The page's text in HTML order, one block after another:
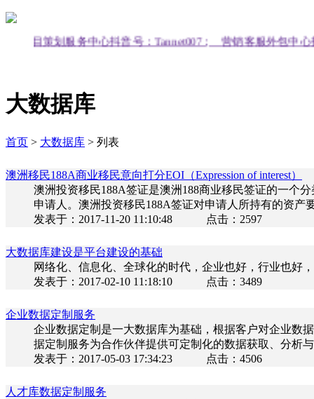
项目策划服务中心抖音号：Tannet007；营销客服外包
大数据库
首页 > 大数据库 > 列表
澳洲移民188A商业移民意向打分EOI（Expression of interest）
澳洲投资移民188A签证是澳洲188商业移民签证的一个
申请人。澳洲投资移民188A签证对申请人所持有的资
发表于： 2017-11-20 11:10:48 点击： 2597
大数据库建设是平台建设的基础
网络化、信息化、全球化的时代，企业也好，行业也好
发表于： 2017-02-10 11:18:10 点击： 3489
企业数据定制服务
企业数据定制是一大数据库为基础，根据客户对企业数
据定制服务为合作伙伴提供可定制化的数据获取、分析
发表于： 2017-05-03 17:34:23 点击： 4506
人才库数据定制服务